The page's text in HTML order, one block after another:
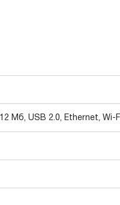
Мб, USB 2.0, Ethernet, Wi-